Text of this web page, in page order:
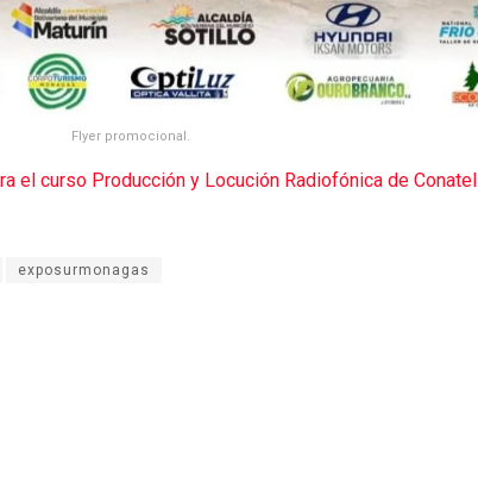
Flyer promocional.
el curso Producción y Locución Radiofónica de Conatel
exposurmonagas